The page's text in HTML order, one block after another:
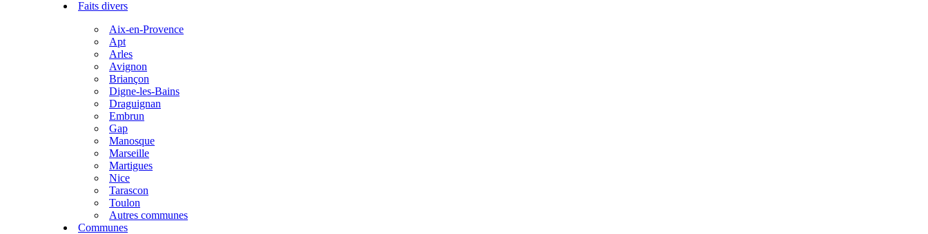
Faits divers
Aix-en-Provence
Apt
Arles
Avignon
Briançon
Digne-les-Bains
Draguignan
Embrun
Gap
Manosque
Marseille
Martigues
Nice
Tarascon
Toulon
Autres communes
Communes